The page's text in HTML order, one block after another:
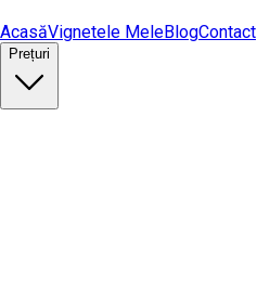
AcasăVignetele MeleBlogContact
Prețuri